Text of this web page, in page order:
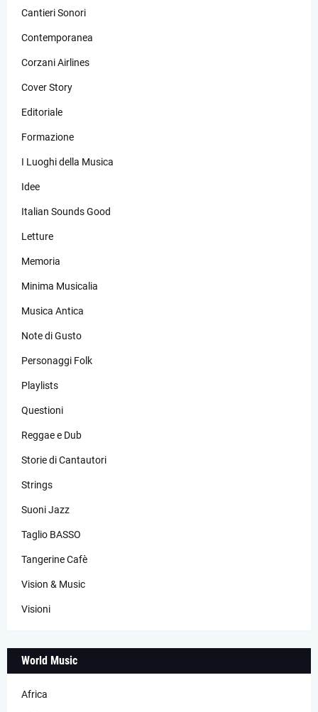
Cantieri Sonori
Contemporanea
Corzani Airlines
Cover Story
Editoriale
Formazione
I Luoghi della Musica
Idee
Italian Sounds Good
Letture
Memoria
Minima Musicalia
Musica Antica
Note di Gusto
Personaggi Folk
Playlists
Questioni
Reggae e Dub
Storie di Cantautori
Strings
Suoni Jazz
Taglio BASSO
Tangerine Cafè
Vision & Music
Visioni
World Music
Africa